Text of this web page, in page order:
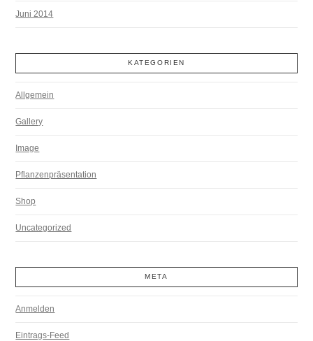
Juni 2014
KATEGORIEN
Allgemein
Gallery
Image
Pflanzenpräsentation
Shop
Uncategorized
META
Anmelden
Eintrags-Feed